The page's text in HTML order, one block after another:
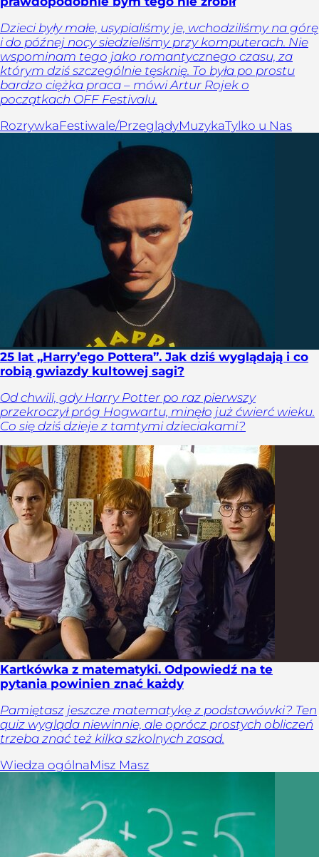
Dzieci były małe, usypialiśmy je, wchodziliśmy na górę
i do późnej nocy siedzieliśmy przy komputerach. Nie
wspominam tego jako romantycznego czasu, za
którym dziś szczególnie tęsknię. To była po prostu
bardzo ciężka praca – mówi Artur Rojek o
początkach OFF Festivalu.
RozrywkaFestiwale/PrzeglądyMuzykaTylko u Nas
25 lat „Harry’ego Pottera”. Jak dziś wyglądają i co
robią gwiazdy kultowej sagi?
Od chwili, gdy Harry Potter po raz pierwszy
przekroczył próg Hogwartu, minęło już ćwierć wieku.
Co się dziś dzieje z tamtymi dzieciakami?
Kartkówka z matematyki. Odpowiedź na te
pytania powinien znać każdy
Pamiętasz jeszcze matematykę z podstawówki? Ten
quiz wygląda niewinnie, ale oprócz prostych obliczeń
trzeba znać też kilka szkolnych zasad.
Wiedza ogólnaMisz Masz